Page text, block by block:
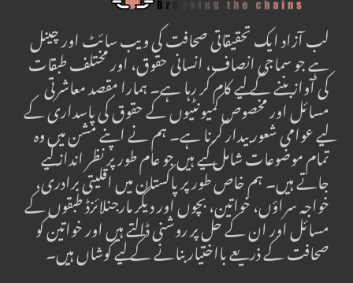
لب آزاد ایک تحقیقاتی صحافت کی ویب سائٹ اور چینل
ہے جو سماجی انصاف، انسانی حقوق، اور مختلف طبقات
کی آواز بننے کے لیے کام کر رہا ہے۔ ہمارا مقصد معاشرتی
مسائل اور مخصوص کمیونٹیوں کے حقوق کی پاسداری کے
لیے عوامی شعور بیدار کرنا ہے۔ ہم نے اپنے مشن میں وہ
تمام موضوعات شامل کیے ہیں جو عام طور پر نظر انداز کیے
جاتے ہیں۔ ہم خاص طور پر پاکستان میں اقلیتی برادری،
خواجہ سراؤں، خواتین، بچوں اور دیگر مارجنلائزڈ طبقوں کے
مسائل اور ان کے حل پر روشنی ڈالتے ہیں اور خواتین کو
صحافت کے ذریعے بااختیار بنانے کے لیے کوشاں ہیں۔